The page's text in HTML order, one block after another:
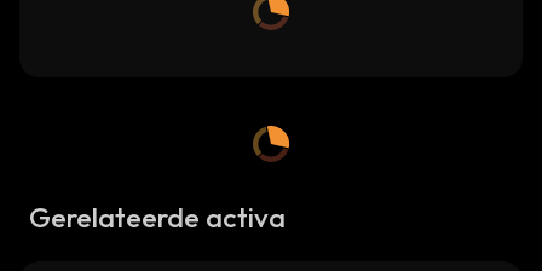
Gerelateerde activa